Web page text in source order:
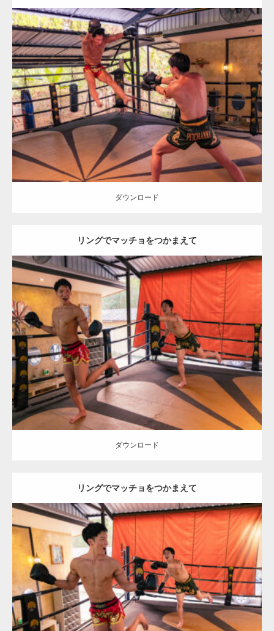
Update:2023.09.8
Category:ムエタイのマッチョ in チェンマイ(タイ) オレンジの人
AKIHITO(細マッチョ) SOSUKE ぶっ飛ばされマッチョ チェンマイ
(タイ)
ダウンロード
ダウンロード
リングでマッチョをつかまえて
Update: 2023.09.8
Category: ムエタイのマッチョ in チェンマイ(タイ) オレンジの人
SOSUKE
AKIHITO(細マッチョ) マッチョをつかまえて
チェンマイ
(タイ)
ダウンロード
ダウンロード
リングでマッチョをつかまえて
Update: 2023.09.8
Category: ムエタイのマッチョ in チェンマイ(タイ) オレンジの人
SOSUKEAKIHITO(細マッチョ) マッチョをつかまえて チェンマイ
(タイ)
ダウンロード